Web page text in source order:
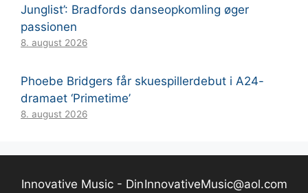
Junglist’: Bradfords danseopkomling øger
passionen
8. august 2026
Phoebe Bridgers får skuespillerdebut i A24-
dramaet ‘Primetime’
8. august 2026
Innovative Music - DinInnovativeMusic@aol.com